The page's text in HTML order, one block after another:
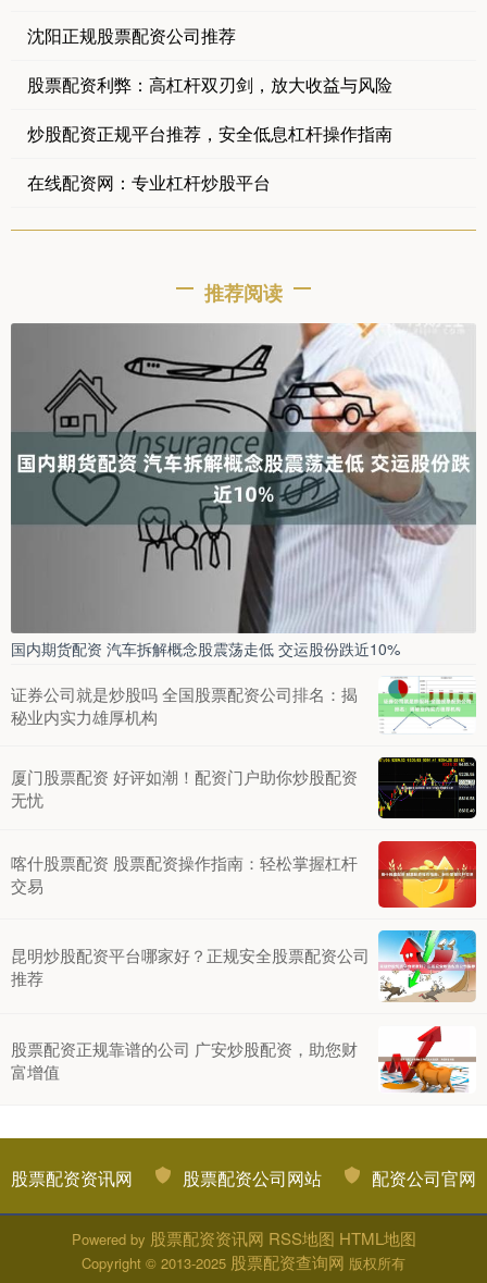
沈阳正规股票配资公司推荐
股票配资利弊：高杠杆双刃剑，放大收益与风险
炒股配资正规平台推荐，安全低息杠杆操作指南
在线配资网：专业杠杆炒股平台
推荐阅读
国内期货配资 汽车拆解概念股震荡走低 交运股份跌近10%
证券公司就是炒股吗 全国股票配资公司排名：揭
秘业内实力雄厚机构
厦门股票配资 好评如潮！配资门户助你炒股配资
无忧
喀什股票配资 股票配资操作指南：轻松掌握杠杆
交易
昆明炒股配资平台哪家好？正规安全股票配资公司
推荐
股票配资正规靠谱的公司 广安炒股配资，助您财
富增值
股票配资资讯网 股票配资公司网站 配资公司官网
Powered by 股票配资资讯网 RSS地图 HTML地图
Copyright © 2013-2025 股票配资查询网 版权所有